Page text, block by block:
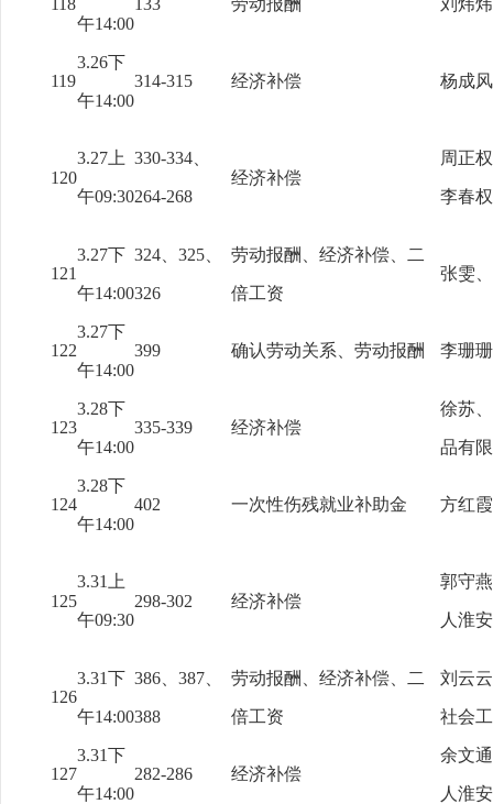
118
午14:00
133 劳动报酬 刘炜
119
3.26下
午14:00
314-315 经济补偿 杨成
120
3.27上
午09:30
330-334、
264-268
经济补偿
周正
李春
121
3.27下
午14:00
324、325、
326
劳动报酬、经济补偿、二
倍工资
张雯
122
3.27下
午14:00
399 确认劳动关系、劳动报酬 李珊
123
3.28下
午14:00
335-339 经济补偿
徐苏
品有
124
3.28下
午14:00
402 一次性伤残就业补助金 方红
125
3.31上
午09:30
298-302 经济补偿
郭守
人淮
126
3.31下
午14:00
386、387、
388
劳动报酬、经济补偿、二
倍工资
刘云
社会
127
3.31下
午14:00
282-286 经济补偿
余文
人淮